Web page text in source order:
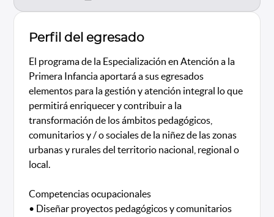
Perfil del egresado
El programa de la Especialización en Atención a la
Primera Infancia aportará a sus egresados
elementos para la gestión y atención integral lo que
permitirá enriquecer y contribuir a la
transformación de los ámbitos pedagógicos,
comunitarios y / o sociales de la niñez de las zonas
urbanas y rurales del territorio nacional, regional o
local.
Competencias ocupacionales
• Diseñar proyectos pedagógicos y comunitarios